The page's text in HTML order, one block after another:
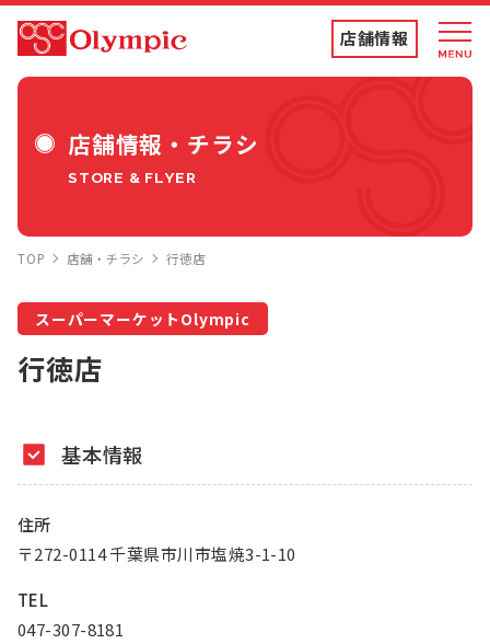
店舗情報
トコポン
コンテンツ
お知らせ
店舗情報・チラシ
STORE & FLYER
TOP 店舗・チラシ 行徳店
スーパーマーケットOlympic
行徳店
基本情報
住所
〒272-0114 千葉県市川市塩焼3-1-10
TEL
047-307-8181